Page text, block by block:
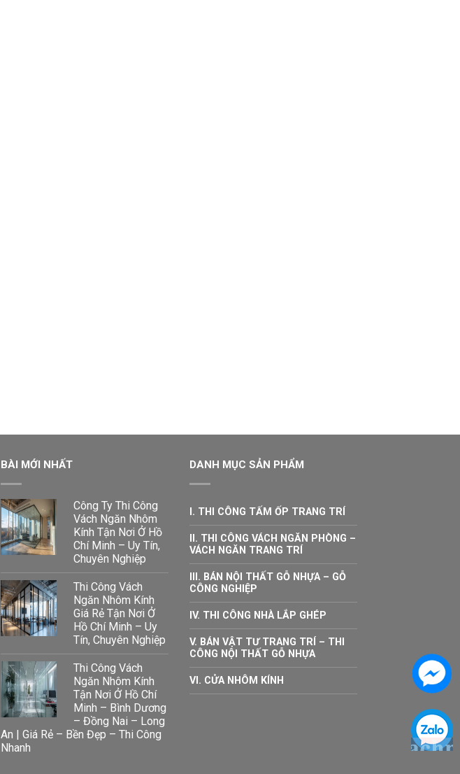
BÀI MỚI NHẤT
Công Ty Thi Công
Vách Ngăn Nhôm
Kính Tận Nơi Ở Hồ
Chí Minh – Uy Tín,
Chuyên Nghiệp
Thi Công Vách
Ngăn Nhôm Kính
Giá Rẻ Tận Nơi Ở
Hồ Chí Minh – Uy
Tín, Chuyên Nghiệp
Thi Công Vách
Ngăn Nhôm Kính
Tận Nơi Ở Hồ Chí
Minh – Bình Dương
– Đồng Nai – Long
An | Giá Rẻ – Bền Đẹp – Thi Công
Nhanh
DANH MỤC SẢN PHẨM
I. THI CÔNG TẤM ỐP TRANG TRÍ
II. THI CÔNG VÁCH NGĂN PHÒNG –
VÁCH NGĂN TRANG TRÍ
III. BÁN NỘI THẤT GỖ NHỰA – GỖ
CÔNG NGHIỆP
IV. THI CÔNG NHÀ LẮP GHÉP
V. BÁN VẬT TƯ TRANG TRÍ – THI
CÔNG NỘI THẤT GỖ NHỰA
VI. CỬA NHÔM KÍNH